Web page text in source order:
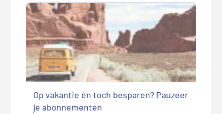
Op vakantie én toch besparen? Pauzeer
je abonnementen